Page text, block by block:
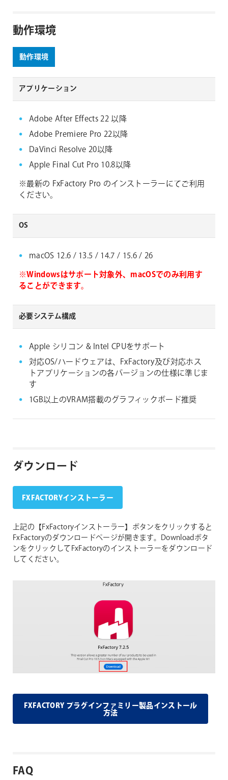
動作環境
動作環境
アプリケーション
Adobe After Effects 22 以降
Adobe Premiere Pro 22以降
DaVinci Resolve 20以降
Apple Final Cut Pro 10.8以降
※最新の FxFactory Pro のインストーラーにてご利用
ください。
OS
macOS 12.6 / 13.5 / 14.7 / 15.6 / 26
※Windowsはサポート対象外、macOSでのみ利用す
ることができます。
必要システム構成
Apple シリコン & Intel CPUをサポート
対応OS/ハードウェアは、FxFactory及び対応ホス
トアプリケーションの各バージョンの仕様に準じま
す
1GB以上のVRAM搭載のグラフィックボード推奨
ダウンロード
FXFACTORYインストーラー
上記の【FxFactoryインストーラー】ボタンをクリックすると
FxFactoryのダウンロードページが開きます。Downloadボタ
ンをクリックしてFxFactoryのインストーラーをダウンロード
してください。
FXFACTORY プラグインファミリー製品インストール
方法
FAQ